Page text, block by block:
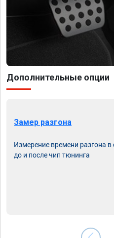
Дополнительные опции
Замер разгона
Измерение времени разгона
до и после чип тюнинга